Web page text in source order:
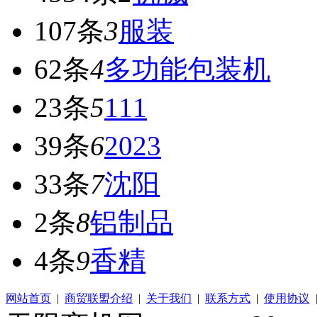
107条3服装
62条4多功能包装机
23条5111
39条62023
33条7沈阳
2条8铝制品
4条9香精
网站首页 | 商贸联盟介绍 | 关于我们 | 联系方式 | 使用协议